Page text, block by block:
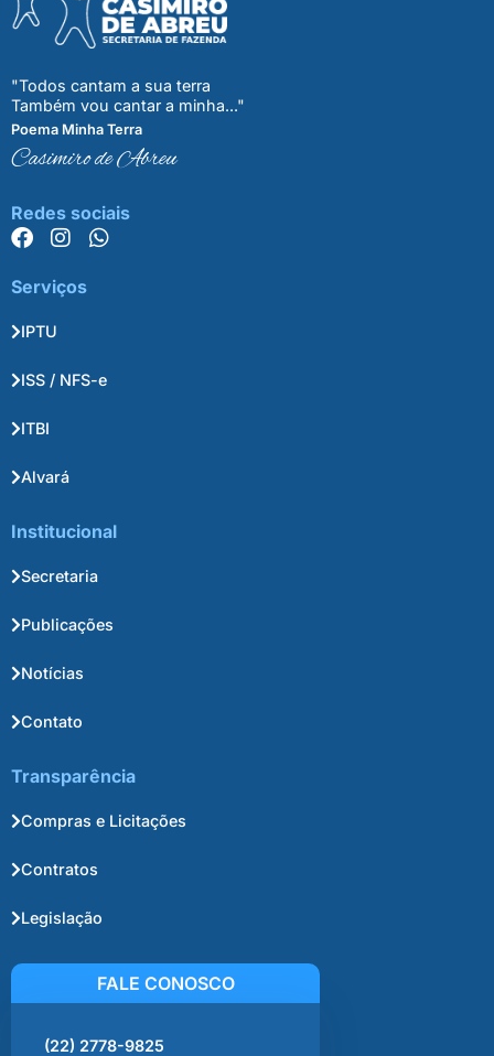
"Todos cantam a sua terra
Também vou cantar a minha..."
Poema Minha Terra
Casimiro de Abreu
Redes sociais
Serviços
IPTU
ISS / NFS-e
ITBI
Alvará
Institucional
Secretaria
Publicações
Notícias
Contato
Transparência
Compras e Licitações
Contratos
Legislação
FALE CONOSCO
(22) 2778-9825